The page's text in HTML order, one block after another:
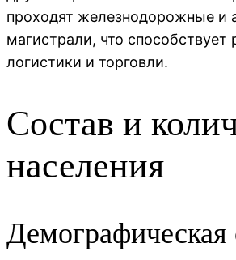
проходят железнодорожные и
магистрали, что способствует
логистики и торговли.
Состав и
населения
Демографическая